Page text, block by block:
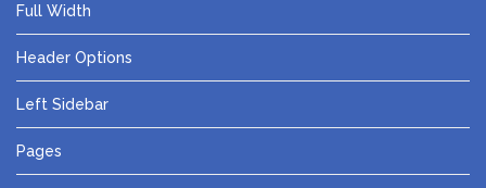
Full Width
Header Options
Left Sidebar
Pages